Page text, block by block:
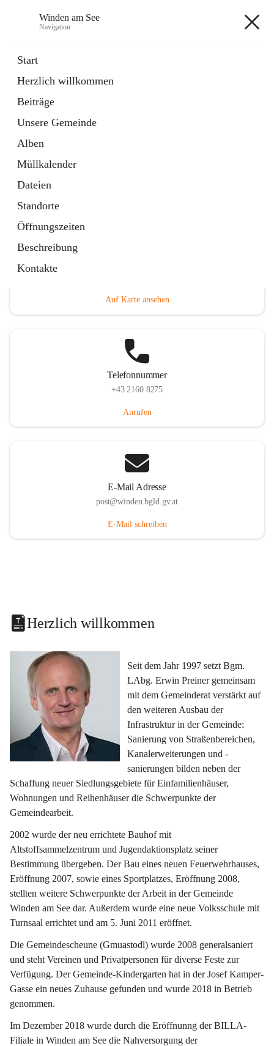
Winden am See
Navigation
Start
Herzlich willkommen
Beiträge
Unsere Gemeinde
Alben
Müllkalender
Dateien
Standorte
Öffnungszeiten
Beschreibung
Kontakte
Externe Webseite
in
Tab
Bebauungsplan
öffnet
in
neuem
Tab
Auf Karte ansehen
Telefonnummer
+43 2160 8275
Anrufen
E-Mail Adresse
post@winden.bgld.gv.at
E-Mail schreiben
Herzlich willkommen
Seit dem Jahr 1997 setzt Bgm.
LAbg. Erwin Preiner gemeinsam
mit dem Gemeinderat verstärkt auf
den weiteren Ausbau der
Infrastruktur in der Gemeinde:
Sanierung von Straßenbereichen,
Kanalerweiterungen und -
sanierungen bilden neben der
Schaffung neuer Siedlungsgebiete für Einfamilienhäuser,
Wohnungen und Reihenhäuser die Schwerpunkte der
Gemeindearbeit.
2002 wurde der neu errichtete Bauhof mit
Altstoffsammelzentrum und Jugendaktionsplatz seiner
Bestimmung übergeben. Der Bau eines neuen Feuerwehrhauses,
Eröffnung 2007, sowie eines Sportplatzes, Eröffnung 2008,
stellten weitere Schwerpunkte der Arbeit in der Gemeinde
Winden am See dar. Außerdem wurde eine neue Volksschule mit
Turnsaal errichtet und am 5. Juni 2011 eröffnet.
Die Gemeindescheune (Gmuastodl) wurde 2008 generalsaniert
und steht Vereinen und Privatpersonen für diverse Feste zur
Verfügung. Der Gemeinde-Kindergarten hat in der Josef Kamper-
Gasse ein neues Zuhause gefunden und wurde 2018 in Betrieb
genommen.
Im Dezember 2018 wurde durch die Eröffnunng der BILLA-
Filiale in Winden am See die Nahversorgung der